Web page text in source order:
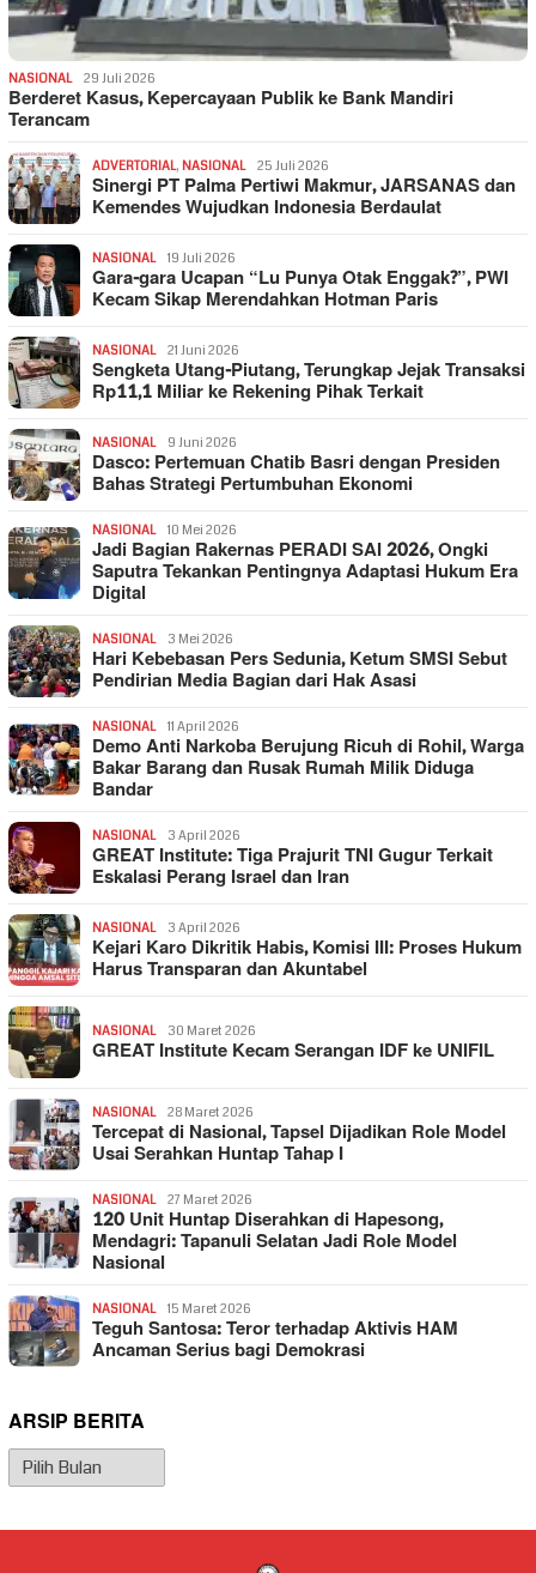
NASIONAL 29 Juli 2026
Berderet Kasus, Kepercayaan Publik ke Bank Mandiri
Terancam
ADVERTORIAL, NASIONAL 25 Juli 2026
Sinergi PT Palma Pertiwi Makmur, JARSANAS dan
Kemendes Wujudkan Indonesia Berdaulat
NASIONAL 19 Juli 2026
Gara-gara Ucapan “Lu Punya Otak Enggak?”, PWI
Kecam Sikap Merendahkan Hotman Paris
NASIONAL 21 Juni 2026
Sengketa Utang-Piutang, Terungkap Jejak Transaksi
Rp11,1 Miliar ke Rekening Pihak Terkait
NASIONAL 9 Juni 2026
Dasco: Pertemuan Chatib Basri dengan Presiden
Bahas Strategi Pertumbuhan Ekonomi
NASIONAL 10 Mei 2026
Jadi Bagian Rakernas PERADI SAI 2026, Ongki
Saputra Tekankan Pentingnya Adaptasi Hukum Era
Digital
NASIONAL 3 Mei 2026
Hari Kebebasan Pers Sedunia, Ketum SMSI Sebut
Pendirian Media Bagian dari Hak Asasi
NASIONAL 11 April 2026
Demo Anti Narkoba Berujung Ricuh di Rohil, Warga
Bakar Barang dan Rusak Rumah Milik Diduga
Bandar
NASIONAL 3 April 2026
GREAT Institute: Tiga Prajurit TNI Gugur Terkait
Eskalasi Perang Israel dan Iran
NASIONAL 3 April 2026
Kejari Karo Dikritik Habis, Komisi III: Proses Hukum
Harus Transparan dan Akuntabel
NASIONAL 30 Maret 2026
GREAT Institute Kecam Serangan IDF ke UNIFIL
NASIONAL 28 Maret 2026
Tercepat di Nasional, Tapsel Dijadikan Role Model
Usai Serahkan Huntap Tahap I
NASIONAL 27 Maret 2026
120 Unit Huntap Diserahkan di Hapesong,
Mendagri: Tapanuli Selatan Jadi Role Model
Nasional
NASIONAL 15 Maret 2026
Teguh Santosa: Teror terhadap Aktivis HAM
Ancaman Serius bagi Demokrasi
ARSIP BERITA
Arsip
Berita